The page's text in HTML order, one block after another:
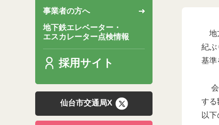
地
紀ぶ
基準
会
する
以
事業者の方へ
地下鉄エレベーター・
エスカレーター点検情報
採用サイト
仙台市交通局X